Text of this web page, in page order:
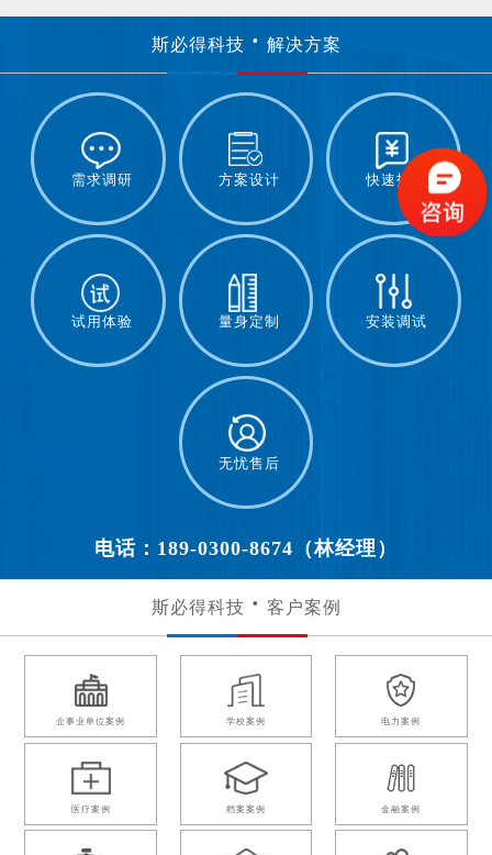
斯必得科技 解决方案
需求调研 方案设计 快速报价
试用体验 量身定制 安装调试
无忧售后
电话：189-0300-8674（林经理）
斯必得科技 客户案例
企事业单位案例 学校案例 电力案例
医疗案例 档案案例 金融案例